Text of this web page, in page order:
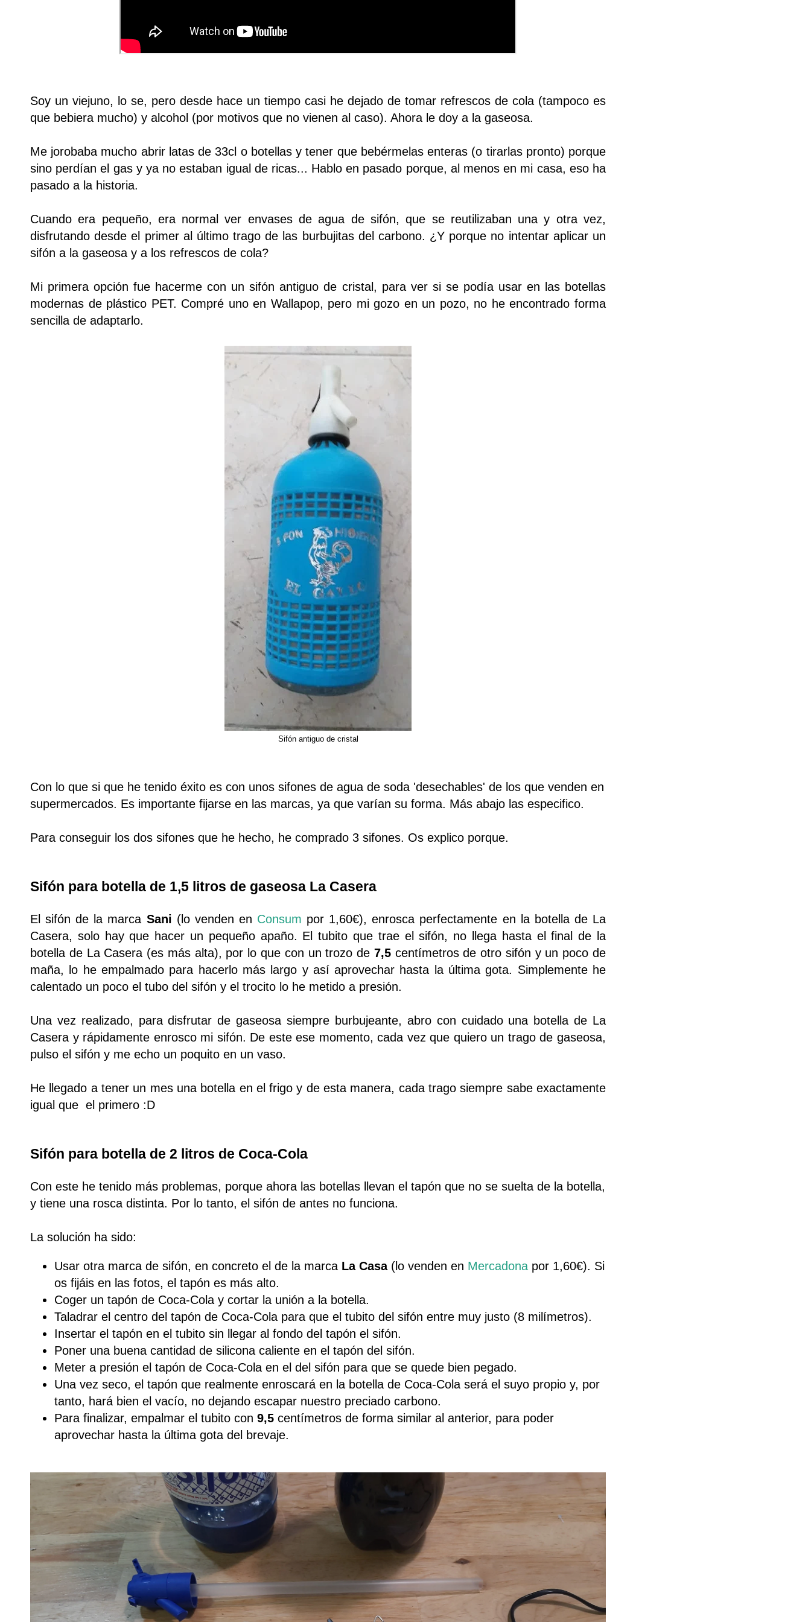
Soy un viejuno, lo se, pero desde hace un tiempo casi he dejado de tomar refrescos de cola (tampoco es
que bebiera mucho) y alcohol (por motivos que no vienen al caso). Ahora le doy a la gaseosa.
Me jorobaba mucho abrir latas de 33cl o botellas y tener que bebérmelas enteras (o tirarlas pronto) porque
sino perdían el gas y ya no estaban igual de ricas... Hablo en pasado porque, al menos en mi casa, eso ha
pasado a la historia.
Cuando era pequeño, era normal ver envases de agua de sifón, que se reutilizaban una y otra vez,
disfrutando desde el primer al último trago de las burbujitas del carbono. ¿Y porque no intentar aplicar un
sifón a la gaseosa y a los refrescos de cola?
Mi primera opción fue hacerme con un sifón antiguo de cristal, para ver si se podía usar en las botellas
modernas de plástico PET. Compré uno en Wallapop, pero mi gozo en un pozo, no he encontrado forma
sencilla de adaptarlo.
Sifón antiguo de cristal
Con lo que si que he tenido éxito es con unos sifones de agua de soda 'desechables' de los que venden en
supermercados. Es importante fijarse en las marcas, ya que varían su forma. Más abajo las especifico.
Para conseguir los dos sifones que he hecho, he comprado 3 sifones. Os explico porque.
Sifón para botella de 1,5 litros de gaseosa La Casera
El sifón de la marca Sani (lo venden en Consum por 1,60€), enrosca perfectamente en la botella de La
Casera, solo hay que hacer un pequeño apaño. El tubito que trae el sifón, no llega hasta el final de la
botella de La Casera (es más alta), por lo que con un trozo de 7,5centímetros de otro sifón y un poco de
maña, lo he empalmado para hacerlo más largo y así aprovechar hasta la última gota. Simplemente he
calentado un poco el tubo del sifón y el trocito lo he metido a presión.
Una vez realizado, para disfrutar de gaseosa siempre burbujeante, abro con cuidado una botella de La
Casera y rápidamente enrosco mi sifón. De este ese momento, cada vez que quiero un trago de gaseosa,
pulso el sifón y me echo un poquito en un vaso.
He llegado a tener un mes una botella en el frigo y de esta manera, cada trago siempre sabe exactamente
igual que el primero :D
Sifón para botella de 2 litros de Coca-Cola
Con este he tenido más problemas, porque ahora las botellas llevan el tapón que no se suelta de la botella,
y tiene una rosca distinta. Por lo tanto, el sifón de antes no funciona.
La solución ha sido:
Usar otra marca de sifón, en concreto el de la marca La Casa(lo venden en Mercadona por 1,60€). Si
os fijáis en las fotos, el tapón es más alto.
Coger un tapón de Coca-Cola y cortar la unión a la botella.
Taladrar el centro del tapón de Coca-Cola para que el tubito del sifón entre muy justo (8 milímetros).
Insertar el tapón en el tubito sin llegar al fondo del tapón el sifón.
Poner una buena cantidad de silicona caliente en el tapón del sifón.
Meter a presión el tapón de Coca-Cola en el del sifón para que se quede bien pegado.
Una vez seco, el tapón que realmente enroscará en la botella de Coca-Cola será el suyo propio y, por
tanto, hará bien el vacío, no dejando escapar nuestro preciado carbono.
Para finalizar, empalmar el tubito con 9,5 centímetros de forma similar al anterior, para poder
aprovechar hasta la última gota del brevaje.